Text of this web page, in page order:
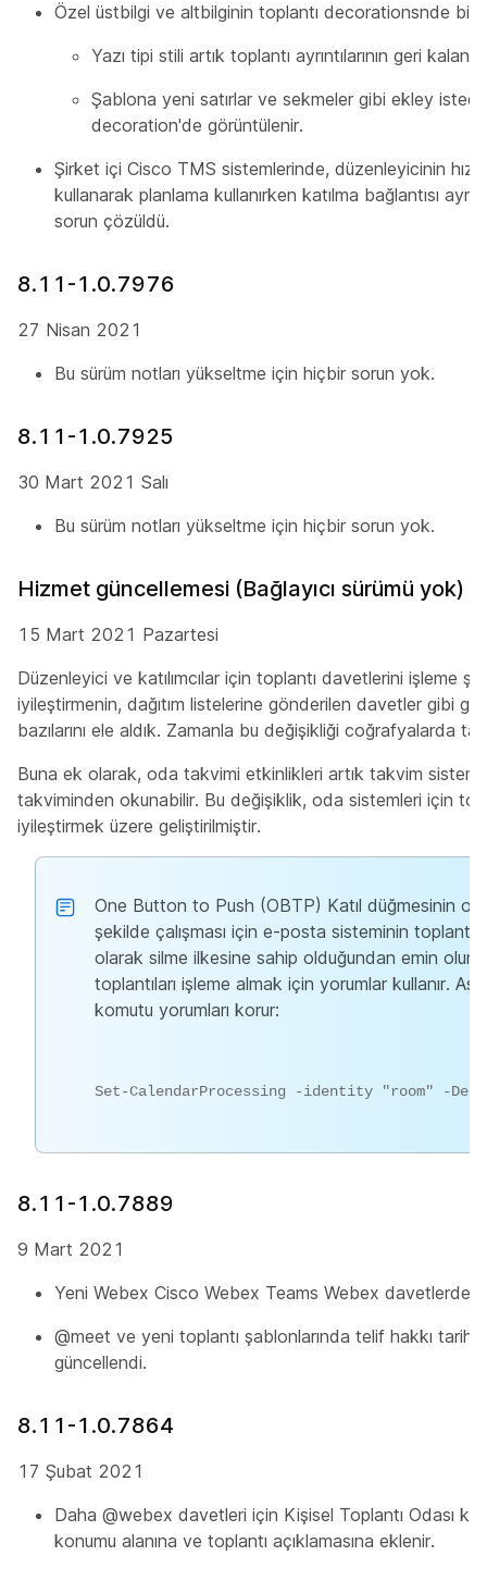
Özel üstbilgi ve altbilginin toplantı decorationsnde
Yazı tipi stili artık toplantı ayrıntılarının geri
Şablona yeni satırlar ve sekmeler gibi ekley
decoration'de görüntülenir.
Şirket içi Cisco TMS sistemlerinde, düzenleyicinin
kullanarak planlama kullanırken katılma bağlantısı
sorun çözüldü.
8.11-1.0.7976
27 Nisan 2021
Bu sürüm notları yükseltme için hiçbir sorun yok.
8.11-1.0.7925
30 Mart 2021 Salı
Bu sürüm notları yükseltme için hiçbir sorun yok.
Hizmet güncellemesi (Bağlayıcı sürümü yok)
15 Mart 2021 Pazartesi
Düzenleyici ve katılımcılar için toplantı davetlerini işleme
iyileştirmenin, dağıtım listelerine gönderilen davetler gibi
bazılarını ele aldık. Zamanla bu değişikliği coğrafyalarda
Buna ek olarak, oda takvimi etkinlikleri artık takvim
takviminden okunabilir. Bu değişiklik, oda sistemleri için
iyileştirmek üzere geliştirilmiştir.
One Button to Push (OBTP) Katıl düğmesinin
şekilde çalışması için e-posta sisteminin toplantı
olarak silme ilkesine sahip olduğundan emin
toplantıları işleme almak için yorumlar kullanır.
komutu yorumları korur:
Set-CalendarProcessing -identity "room" -
8.11-1.0.7889
9 Mart 2021
Yeni Webex Cisco Webex Teams Webex davetlerde
@meet ve yeni toplantı şablonlarında telif hakkı
güncellendi.
8.11-1.0.7864
17 Şubat 2021
Daha @webex davetleri için Kişisel Toplantı Odası
konumu alanına ve toplantı açıklamasına eklenir.